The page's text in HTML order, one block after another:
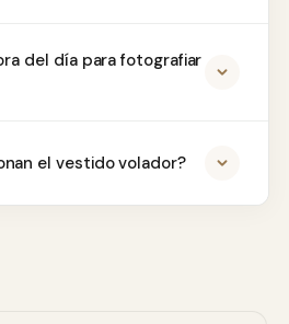
del día para fotografiar
el vestido volador?